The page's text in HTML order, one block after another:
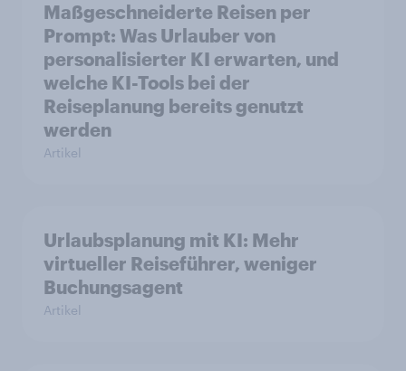
Maßgeschneiderte Reisen per
Prompt: Was Urlauber von
personalisierter KI erwarten, und
welche KI-Tools bei der
Reiseplanung bereits genutzt
werden
Artikel
Urlaubsplanung mit KI: Mehr
virtueller Reiseführer, weniger
Buchungsagent
Artikel